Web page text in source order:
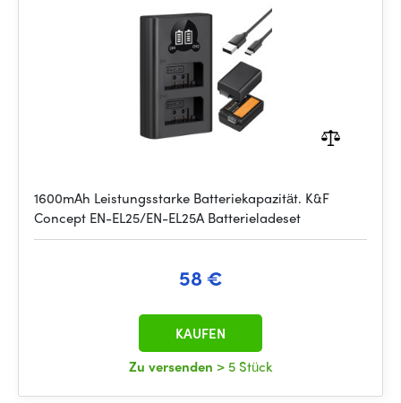
1600mAh Leistungsstarke Batteriekapazität. K&F
Concept EN-EL25/EN-EL25A Batterieladeset
58 €
Zu versenden > 5 Stück
KAUFEN